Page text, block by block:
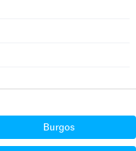
Burgos